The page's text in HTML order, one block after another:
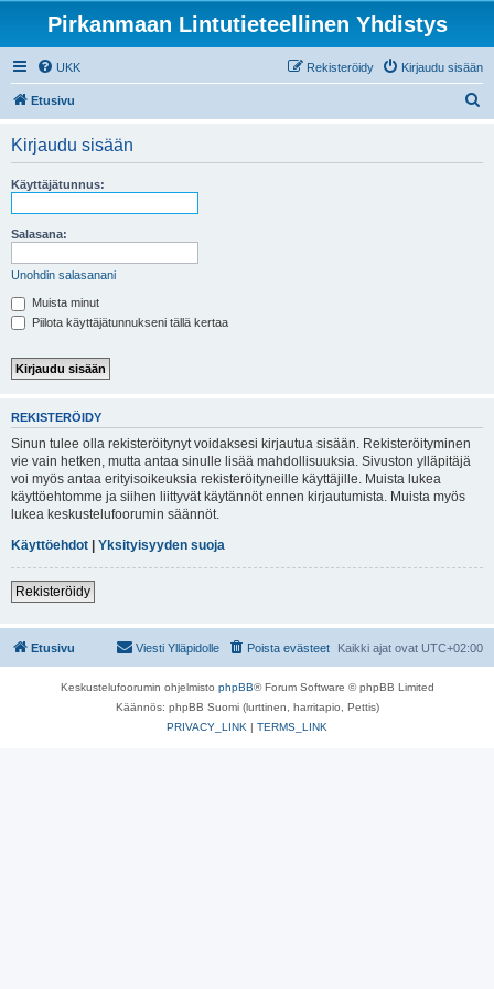
Pirkanmaan Lintutieteellinen Yhdistys
UKK Kirjaudu sisään
Rekisteröidy
Etusivu
Kirjaudu sisään
Käyttäjätunnus:
Salasana:
Unohdin salasanani
Muista minut
Piilota käyttäjätunnukseni tällä kertaa
REKISTERÖIDY
Sinun tulee olla rekisteröitynyt voidaksesi kirjautua sisään. Rekisteröityminen
vie vain hetken, mutta antaa sinulle lisää mahdollisuuksia. Sivuston ylläpitäjä
voi myös antaa erityisoikeuksia rekisteröityneille käyttäjille. Muista lukea
käyttöehtomme ja siihen liittyvät käytännöt ennen kirjautumista. Muista myös
lukea keskustelufoorumin säännöt.
Käyttöehdot | Yksityisyyden suoja
Rekisteröidy
Etusivu Kaikki ajat ovat UTC+02:00
Poista evästeet
Viesti Ylläpidolle
Keskustelufoorumin ohjelmisto phpBB® Forum Software © phpBB Limited
Käännös: phpBB Suomi (lurttinen, harritapio, Pettis)
PRIVACY_LINK | TERMS_LINK